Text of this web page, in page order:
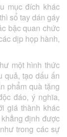
mục đích khác
sổ tay dán gáy
bậc quan chức
dịp họp hành,
một hình thức
quả, tạo dấu ấn
phẩm quà tặng
đáo, ý nghĩa,
giá thành khác
định được
trong các sự